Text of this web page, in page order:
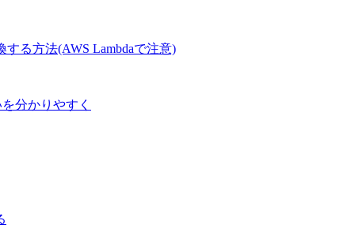
する方法(AWS Lambdaで注意)
分かりやすく